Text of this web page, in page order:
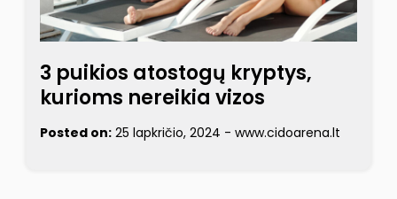
3 puikios atostogų kryptys,
kurioms nereikia vizos
Posted on: 25 lapkričio, 2024 - www.cidoarena.lt